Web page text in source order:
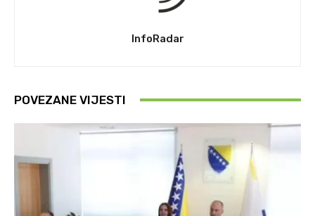
InfoRadar
POVEZANE VIJESTI